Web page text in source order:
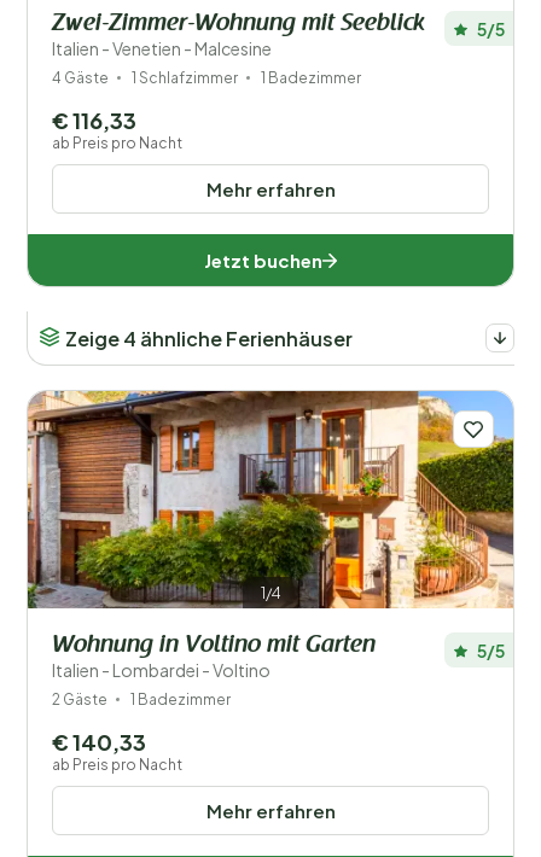
Typ Ferienhaus
Beliebte Filter
Behinderte
Wellness
Zwei-Zimmer-Wohnung mit Seeblick
Italien - Venetien - Malcesine
5/5
4 Gäste 1 Schlafzimmer 1 Badezimmer
Mehr erfahren
€ 116,33
ab Preis pro Nacht
Jetzt buchen
Zeige 4 ähnliche Ferienhäuser
1/4
Wohnung in Voltino mit Garten
Italien - Lombardei - Voltino
5/5
2 Gäste 1 Badezimmer
Mehr erfahren
€ 140,33
ab Preis pro Nacht